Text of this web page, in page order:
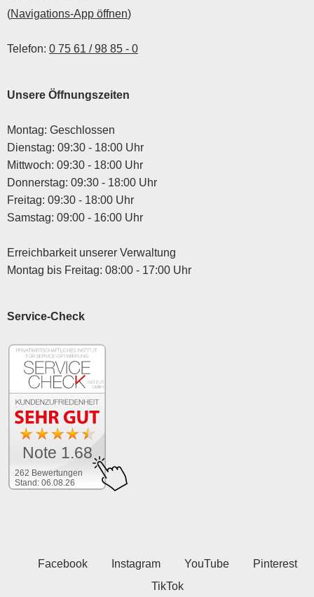
(Navigations-App öffnen)
Telefon: 0 75 61 / 98 85 - 0
Unsere Öffnungszeiten
Montag: Geschlossen
Dienstag: 09:30 - 18:00 Uhr
Mittwoch: 09:30 - 18:00 Uhr
Donnerstag: 09:30 - 18:00 Uhr
Freitag: 09:30 - 18:00 Uhr
Samstag: 09:00 - 16:00 Uhr
Erreichbarkeit unserer Verwaltung
Montag bis Freitag: 08:00 - 17:00 Uhr
Service-Check
262 Bewertungen
Stand: 06.08.26
Note 1.68
Facebook Instagram YouTube
Pinterest
TikTok